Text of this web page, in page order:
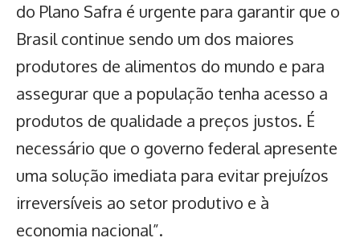
do Plano Safra é urgente para garantir que o
Brasil continue sendo um dos maiores
produtores de alimentos do mundo e para
assegurar que a população tenha acesso a
produtos de qualidade a preços justos. É
necessário que o governo federal apresente
uma solução imediata para evitar prejuízos
irreversíveis ao setor produtivo e à
economia nacional”.